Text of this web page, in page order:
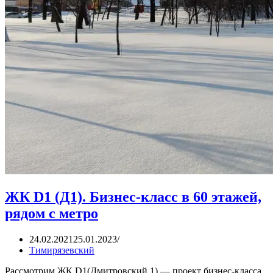
ЖК D1 (Д1). Бизнес-класс в 60 этажей,
рядом с метро
24.02.2021 25.01.2023
Тимирязевский
Рассмотрим ЖК D1(Дмитровский 1) — проект бизнес-класса